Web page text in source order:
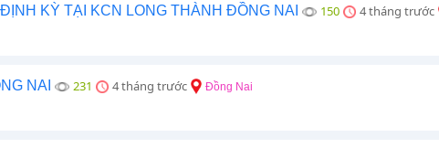
KỲ TẠI KCN LONG THÀNH ĐỒNG NAI 150 4 tháng trước
NAI 231 4 tháng trước Đồng Nai